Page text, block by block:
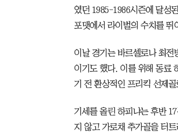
였던 1985-1986시즌에 달성
포맷에서 라이벌의 수치를 뛰
이날 경기는 바르셀로나 최
이기도 했다. 이를 위해 동료
기 전 환상적인 프리킥 선제
기세를 올린 하피냐는 후반
지 않고 가로채 추가골을 터